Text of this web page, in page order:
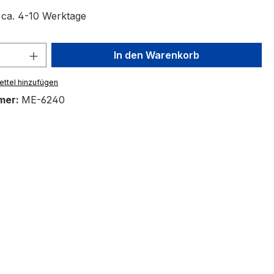
4-10 Werktage
Anzahl: Gib den gewünschten Wert
In den Warenkorb
hinzufügen
ME-6240